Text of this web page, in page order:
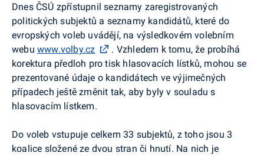
Dnes ČSÚ zpřístupnil seznamy zaregistrovaných
politických subjektů a seznamy kandidátů, které do
evropských voleb uvádějí, na výsledkovém volebním
webu www.volby.cz
. Vzhledem k tomu, že probíhá
korektura předloh pro tisk hlasovacích lístků, mohou se
prezentované údaje o kandidátech ve výjimečných
případech ještě změnit tak, aby byly v souladu s
hlasovacím lístkem.
Do voleb vstupuje celkem 33 subjektů, z toho jsou 3
koalice složené ze dvou stran či hnutí. Na nich je